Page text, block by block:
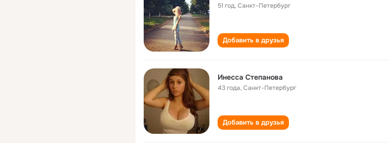
51 год,Санкт-Петербург
Добавить в друзья
Инесса Степанова
43 года,Санкт-Петербург
Добавить в друзья